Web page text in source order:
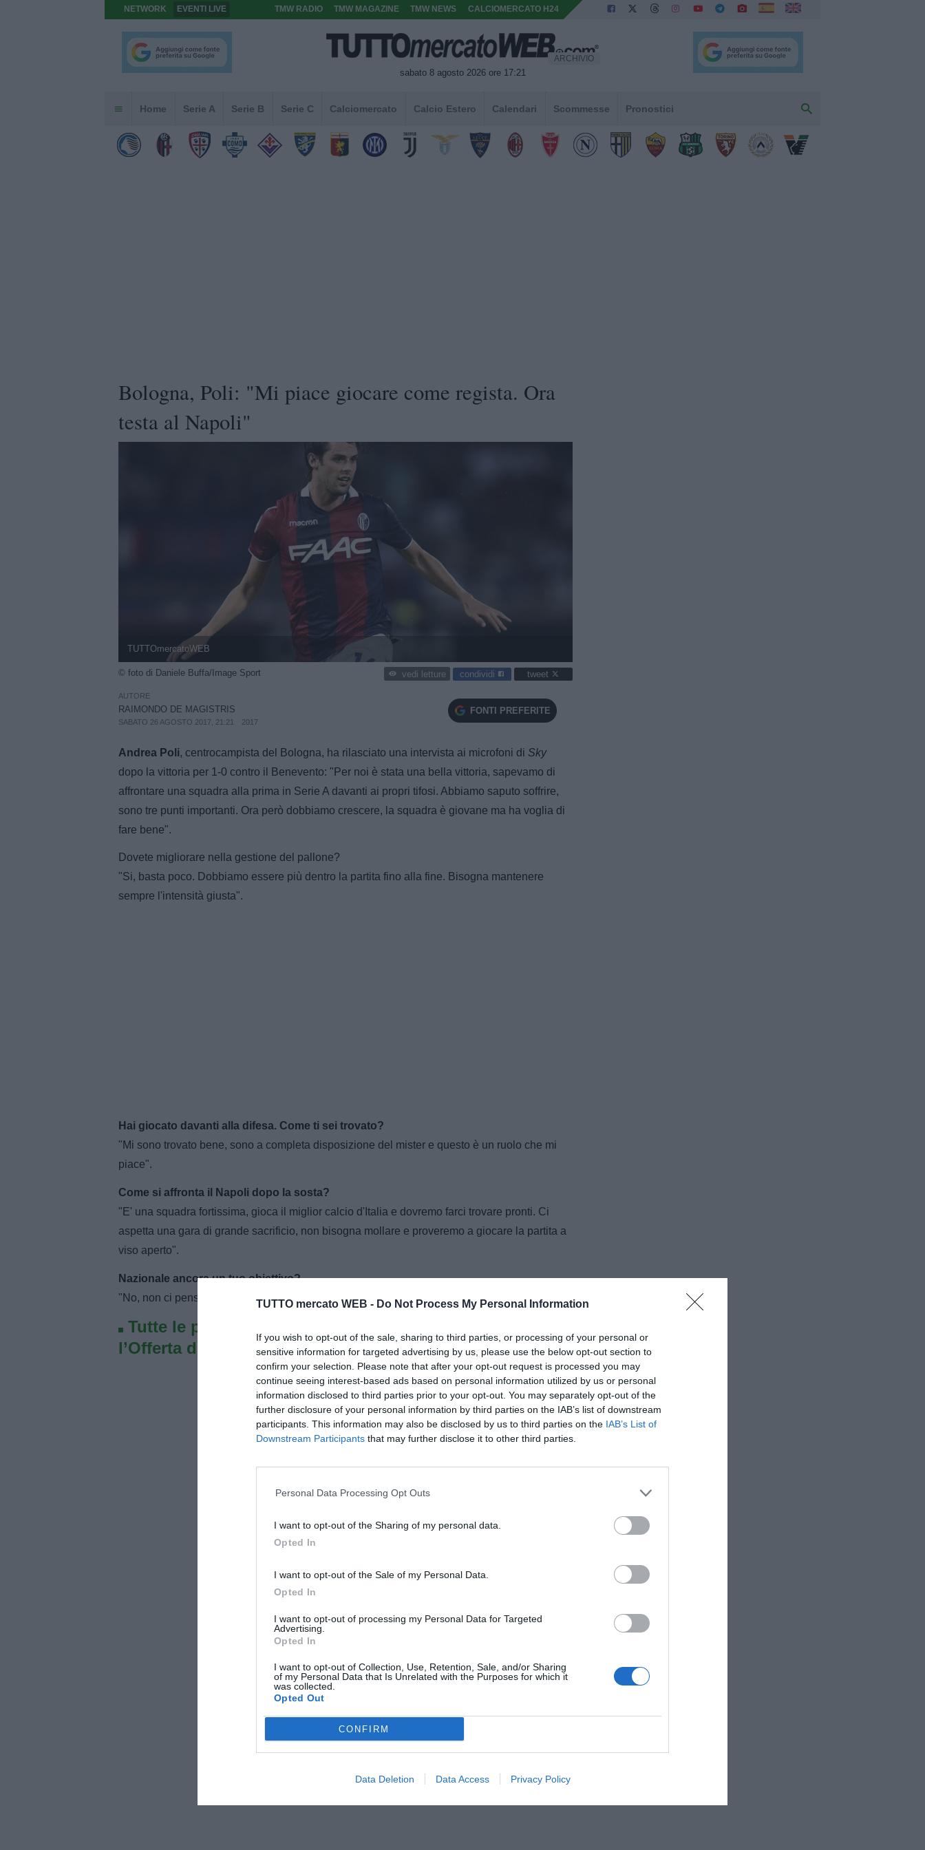
TUTTO mercato WEB - Do Not Process My Personal Information
If you wish to opt-out of the sale, sharing to third parties, or processing of your personal or
sensitive information for targeted advertising by us, please use the below opt-out section to
confirm your selection. Please note that after your opt-out request is processed you may
continue seeing interest-based ads based on personal information utilized by us or personal
information disclosed to third parties prior to your opt-out. You may separately opt-out of the
further disclosure of your personal information by third parties on the IAB’s list of downstream
participants. This information may also be disclosed by us to third parties on the IAB’s List of
Downstream Participants that may further disclose it to other third parties.
Personal Data Processing Opt Outs
I want to opt-out of the Sharing of my personal data.
Opted In
I want to opt-out of the Sale of my Personal Data.
Opted In
I want to opt-out of processing my Personal Data for Targeted
Advertising.
Opted In
I want to opt-out of Collection, Use, Retention, Sale, and/or Sharing
of my Personal Data that Is Unrelated with the Purposes for which it
was collected.
Opted Out
CONFIRM
Data Deletion Data Access Privacy Policy
NETWORK EVENTI LIVE TMW RADIO TMW MAGAZINE TMW NEWS CALCIOMERCATO H24
sabato 8 agosto 2026 ore 17:21
ARCHIVIO
Home Serie A Serie B Serie C Calciomercato Calcio Estero Calendari Scommesse Pronostici
Bologna, Poli: "Mi piace giocare come regista. Ora
testa al Napoli"
TUTTOmercatoWEB
© foto di Daniele Buffa/Image Sport vedi letture condividi tweet
AUTORE
RAIMONDO DE MAGISTRIS
SABATO 26 AGOSTO 2017, 21:21 2017
FONTI PREFERITE
Andrea Poli, centrocampista del Bologna, ha rilasciato una intervista ai microfoni di Sky
dopo la vittoria per 1-0 contro il Benevento: "Per noi è stata una bella vittoria, sapevamo di
affrontare una squadra alla prima in Serie A davanti ai propri tifosi. Abbiamo saputo soffrire,
sono tre punti importanti. Ora però dobbiamo crescere, la squadra è giovane ma ha voglia di
fare bene".
Dovete migliorare nella gestione del pallone?
"Si, basta poco. Dobbiamo essere più dentro la partita fino alla fine. Bisogna mantenere
sempre l'intensità giusta".
Hai giocato davanti alla difesa. Come ti sei trovato?
"Mi sono trovato bene, sono a completa disposizione del mister e questo è un ruolo che mi
piace".
Come si affronta il Napoli dopo la sosta?
"E' una squadra fortissima, gioca il miglior calcio d'Italia e dovremo farci trovare pronti. Ci
aspetta una gara di grande sacrificio, non bisogna mollare e proveremo a giocare la partita a
viso aperto".
Nazionale ancora un tuo obiettivo?
"No, non ci penso. In questo momento penso a far bene a Bologna. Possiamo fare bene".
Tutte le partite di Serie A della tua squadra. Attiva
l’Offerta di TIMVISION con DAZN!